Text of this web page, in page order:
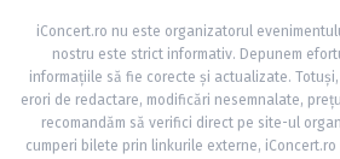
iConcert.ro nu este organizatorul
nostru este strict informativ. Depunem
informațiile să fie corecte și actualizate.
erori de redactare, modificări nesemnalate,
recomandăm să verifici direct pe site-ul
cumperi bilete prin linkurile externe,